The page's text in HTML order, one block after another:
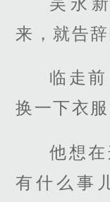
来，就告辞
临走
换一下衣
他想
有什么事